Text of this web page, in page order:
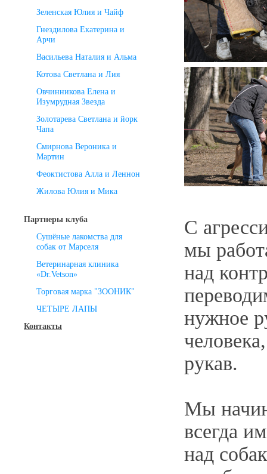
Зеленская Юлия и Чайф
Гнездилова Екатерина и
Арчи
Васильева Наталия и Альма
Котова Светлана и Лия
Овчинникова Елена и
Изумрудная Звезда
Золотарева Светлана и йорк
Чапа
Смирнова Вероника и
Мартин
Феоктистова Алла и Леннон
Жилова Юлия и Мика
Партнеры клуба
Сушёные лакомства для
собак от Марселя
Ветеринарная клиника
«Dr.Vetson»
Торговая марка "ЗООНИК"
ЧЕТЫРЕ ЛАПЫ
Контакты
С
мы
над
нужное
рукав.
Мы
всегда
над